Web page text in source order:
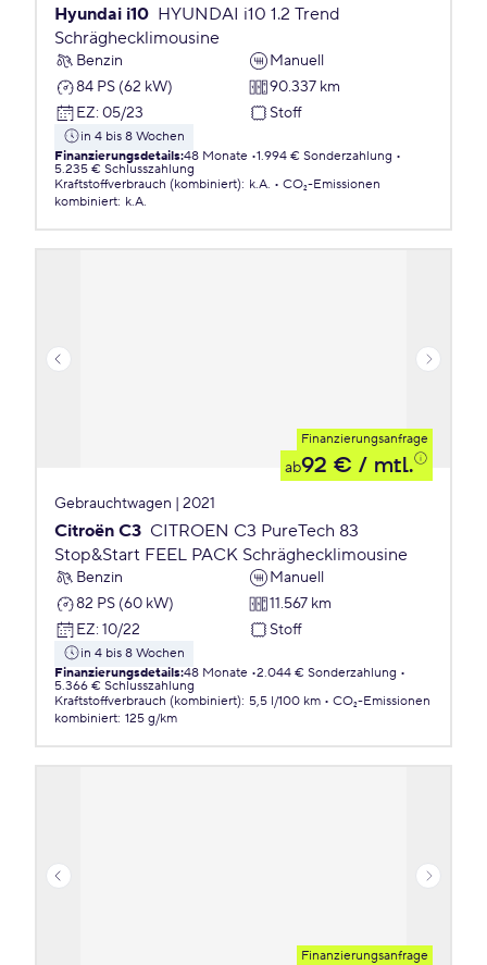
Hyundai i10 HYUNDAI i10 1.2 Trend
Schräghecklimousine
Benzin
Manuell
84 PS (62 kW)
90.337 km
EZ: 05/23 Stoff
in 4 bis 8 Wochen
Finanzierungsdetails:48 Monate 1.994 € Sonderzahlung
5.235 € Schlusszahlung
Kraftstoffverbrauch (kombiniert): k.A.
CO₂-Emissionen
kombiniert: k.A.
Finanzierungsanfrage
ab92 € / mtl.
Gebrauchtwagen | 2021
Citroën C3 CITROEN C3 PureTech 83
Stop&Start FEEL PACK Schräghecklimousine
Benzin
Manuell
82 PS (60 kW)
11.567 km
EZ: 10/22 Stoff
in 4 bis 8 Wochen
Finanzierungsdetails:48 Monate 2.044 € Sonderzahlung
5.366 € Schlusszahlung
Kraftstoffverbrauch (kombiniert): 5,5 l/100 km
CO₂-Emissionen
kombiniert: 125 g/km
Finanzierungsanfrage